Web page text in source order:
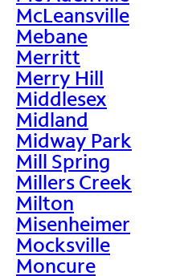
McLeansville
Mebane
Merritt
Merry Hill
Middlesex
Midland
Midway Park
Mill Spring
Millers Creek
Milton
Misenheimer
Mocksville
Moncure